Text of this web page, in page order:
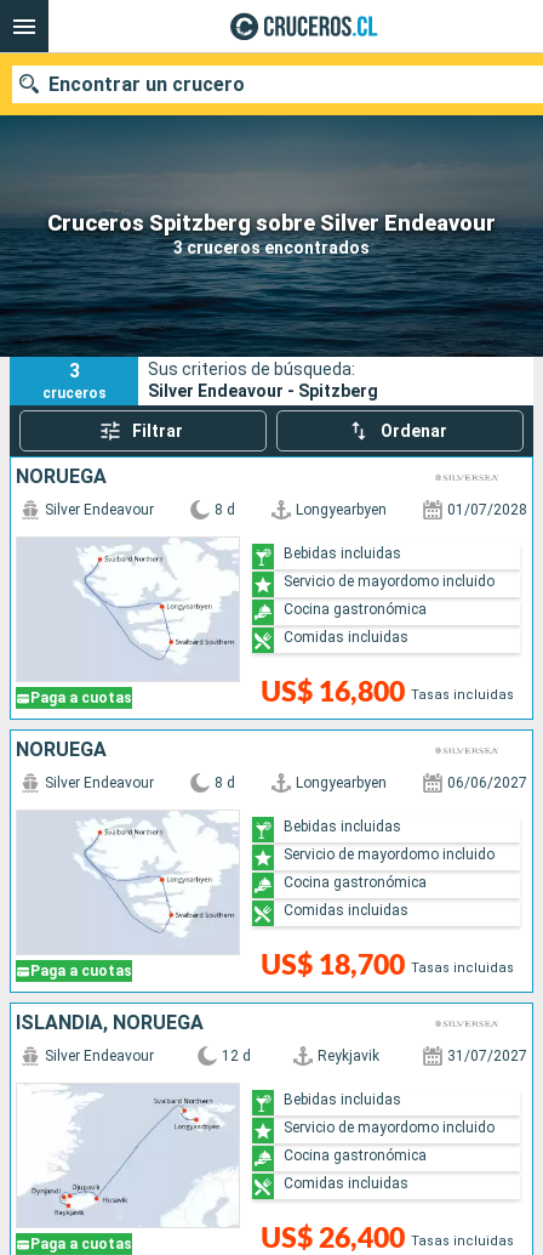
Cruceros Spitzberg sobre Silver Endeavour
3 cruceros encontrados
Encontrar un crucero
Nuestros destinos
Fecha de salida
Puertos Compañías
Buscar
3
cruceros
Sus criterios de búsqueda:
Silver Endeavour - Spitzberg
Filtrar Ordenar
NORUEGA
Paga a cuotas
Silver Endeavour 8 d Longyearbyen 01/07/2028
US$ 16,800 Tasas incluidas
Bebidas incluidas
Servicio de mayordomo incluido
Cocina gastronómica
Comidas incluidas
NORUEGA
Paga a cuotas
Silver Endeavour 8 d Longyearbyen 06/06/2027
US$ 18,700 Tasas incluidas
Bebidas incluidas
Servicio de mayordomo incluido
Cocina gastronómica
Comidas incluidas
ISLANDIA, NORUEGA
Paga a cuotas
Silver Endeavour 12 d Reykjavik 31/07/2027
US$ 26,400 Tasas incluidas
Bebidas incluidas
Servicio de mayordomo incluido
Cocina gastronómica
Comidas incluidas